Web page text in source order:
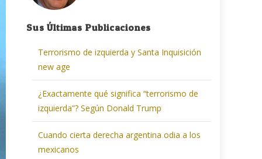
Sus Últimas Publicaciones
Terrorismo de izquierda y Santa Inquisición
new age
¿Exactamente qué significa “terrorismo de
izquierda”? Según Donald Trump
Cuando cierta derecha argentina odia a los
mexicanos